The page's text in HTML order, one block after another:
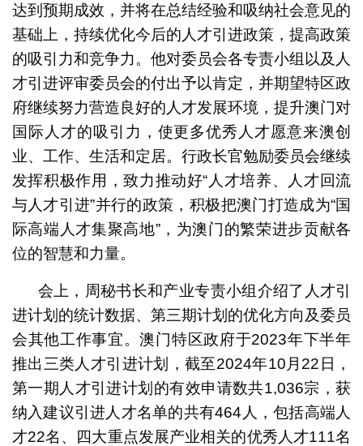
达到预期成效，并将在总结经验和吸纳社会意见的
基础上，持续优化今后的人才引进政策，提高政策
的吸引力和竞争力。他对委员会各专责小组以及人
才引进评审委员会的付出予以肯定，并期望特区政
府继续努力营造良好的人才发展环境，提升澳门对
国际人才的吸引力，使更多优秀人才愿意来澳创
业、工作、生活和定居。行政长官勉励委员会继续
发挥积极作用，致力推动好“人才培养、人才回流
与人才引进”并行的政策，积极把澳门打造成为“国
际高端人才集聚高地”，为澳门的繁荣进步贡献各
位的智慧和力量。
会上，周秘书长和产业专责小组介绍了人才引
进计划的统计数据、第三期计划的优化方向及委员
会其他工作事宜。澳门特区政府于2023年下半年
推出三类人才引进计划，截至2024年10月22日，
第一期人才引进计划的有效申请数共1,036宗，获
纳入建议引进人才名单的共有464人，包括高端人
才22名、四大重点发展产业相关的优秀人才111名